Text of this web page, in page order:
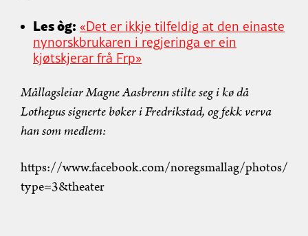
Les òg: «Det er ikkje tilfeldig at den einaste
nynorskbrukaren i regjeringa er ein
kjøtskjerar frå Frp»
Mållagsleiar Magne Aasbrenn stilte seg i kø då
Lothepus signerte bøker i Fredrikstad, og fekk verva
han som medlem:
https://www.facebook.com/noregsmallag/photos/
type=3&theater